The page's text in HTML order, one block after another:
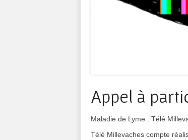
Appel à
Maladie de Lyme : Télé
Télé Millevaches compte